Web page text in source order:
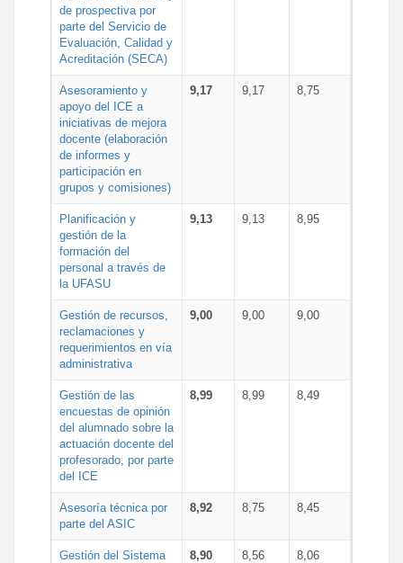
de prospectiva por
parte del Servicio de
Evaluación, Calidad y
Acreditación (SECA)
Asesoramiento y
apoyo del ICE a
iniciativas de mejora
docente (elaboración
de informes y
participación en
grupos y comisiones)
9,17 9,17 8,75
Planificación y
gestión de la
formación del
personal a través de
la UFASU
9,13 9,13 8,95
Gestión de recursos,
reclamaciones y
requerimientos en vía
administrativa
9,00 9,00 9,00
Gestión de las
encuestas de opinión
del alumnado sobre la
actuación docente del
profesorado, por parte
del ICE
8,99 8,99 8,49
Asesoría técnica por
parte del ASIC
8,92 8,75 8,45
Gestión del Sistema
8,90 8,56 8,06